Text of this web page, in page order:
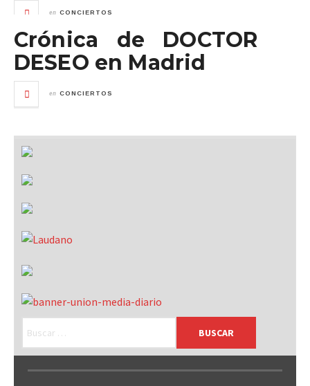
en CONCIERTOS
Crónica de DOCTOR
DESEO en Madrid
en CONCIERTOS